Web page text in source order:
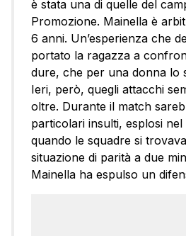
è stata una di quelle del
Promozione. Mainella è
6 anni. Un’esperienza che
portato la ragazza a
dure, che per una donna lo
Ieri, però, quegli attacchi
oltre. Durante il match
particolari insulti, esplosi
quando le squadre si
situazione di parità a due
Mainella ha espulso un